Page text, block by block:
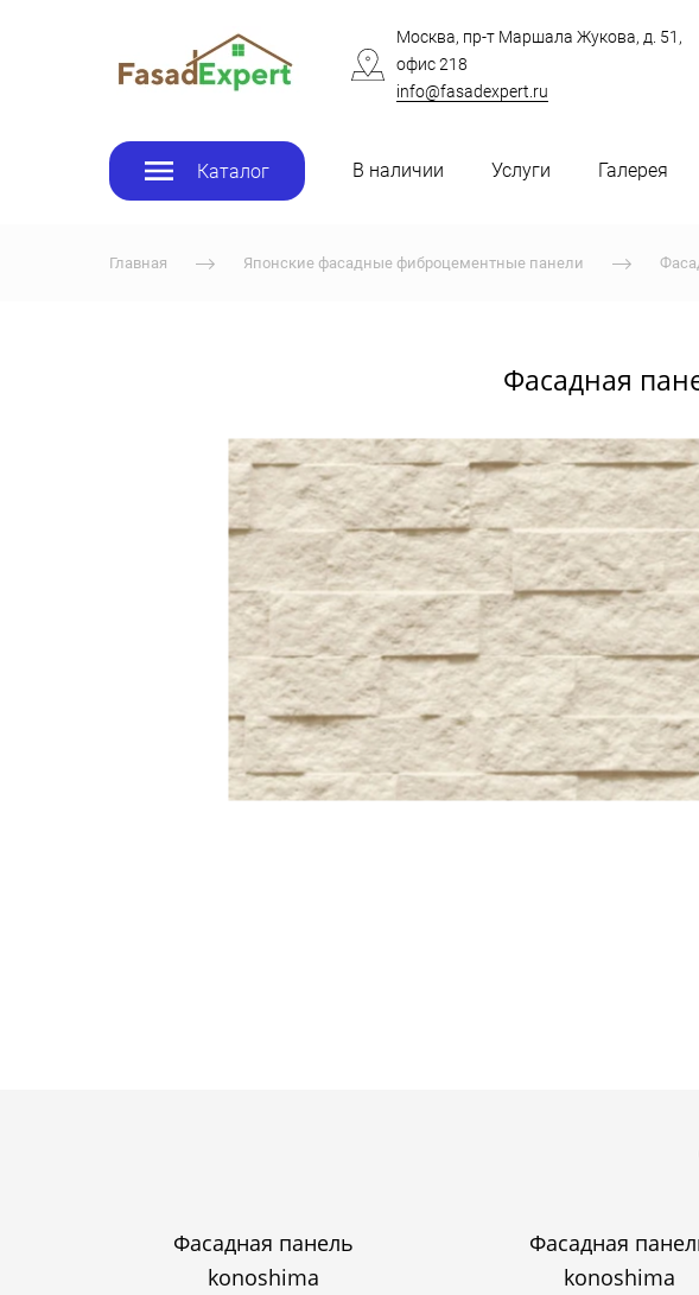
Москва, пр-т Маршала Жукова, д. 51,
офис 218
info@fasadexpert.ru
Каталог В наличии Услуги Галерея
Главная Японские фасадные фиброцементные панели
Фасадная
Фасадная панель
konoshima
Фасадная
konoshima